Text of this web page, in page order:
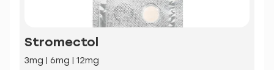
Stromectol
3mg | 6mg | 12mg